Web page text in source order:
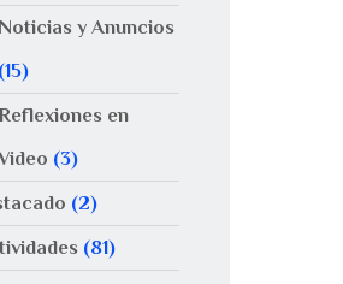
y Anuncios
(15)
en
(3)
(2)
(81)